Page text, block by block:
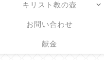
キリスト教の壺
お問い合わせ
献金